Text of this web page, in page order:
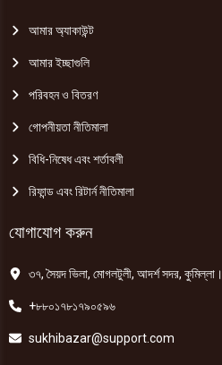
আমার অ্যাকাউন্ট
আমার ইচ্ছাগুলি
পরিবহন ও বিতরণ
গোপনীয়তা নীতিমালা
বিধি-নিষেধ এবং শর্তাবলী
রিফান্ড এবং রিটার্ন নীতিমালা
যোগাযোগ করুন
৩৭, সৈয়দ ভিলা, মোগলটুলী, আদর্শ সদর, কুমিল্লা।
+৮৮০১৭৮১৭৯০৫৯৬
sukhibazar@support.com